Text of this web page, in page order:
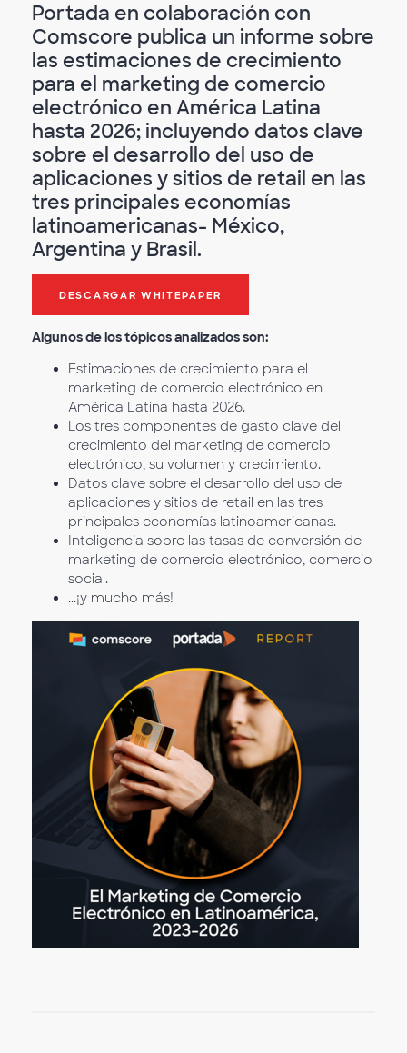
Portada en colaboración con
Comscore publica un informe sobre
las estimaciones de crecimiento
para el marketing de comercio
electrónico en América Latina
hasta 2026; incluyendo datos clave
sobre el desarrollo del uso de
aplicaciones y sitios de retail en las
tres principales economías
latinoamericanas- México,
Argentina y Brasil.
DESCARGAR WHITEPAPER
Algunos de los tópicos analizados son:
Estimaciones de crecimiento para el
marketing de comercio electrónico en
América Latina hasta 2026.
Los tres componentes de gasto clave del
crecimiento del marketing de comercio
electrónico, su volumen y crecimiento.
Datos clave sobre el desarrollo del uso de
aplicaciones y sitios de retail en las tres
principales economías latinoamericanas.
Inteligencia sobre las tasas de conversión de
marketing de comercio electrónico, comercio
social.
...¡y mucho más!